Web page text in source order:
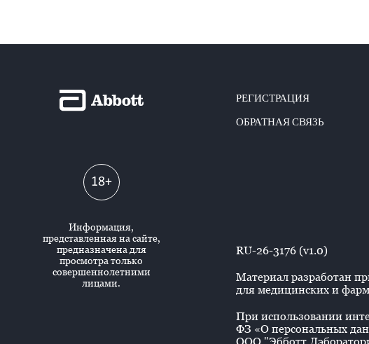
18+
Информация,
представленная на сайте,
предназначена для
просмотра только
совершеннолетними
лицами.
РЕГИСТРАЦИЯ
ОБРАТНАЯ СВЯЗЬ
RU-26-3176 (v1.0)
Материал разработан
для медицинских и
При использовании
ФЗ «О персональных
ООО "Эбботт